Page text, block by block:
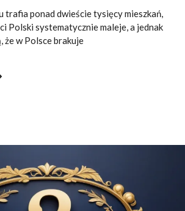
trafia ponad dwieście tysięcy mieszkań,
Polski systematycznie maleje, a jednak
że w Polsce brakuje